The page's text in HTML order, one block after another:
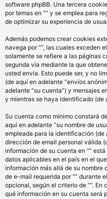
software phpBB. Una tercera
por temas en “” y se emplea para
de optimizar su experiencia de
Además podemos crear cookies
navega por “”, las cuales exceden
solamente se refiere a las páginas
segunda vía mediante la que
usted envía. Esto puede ser, y no
(de aquí en adelante “envíos
adelante “su cuenta”) y mensajes
y mientras se haya identificado (de
Su cuenta como mínimo constará
aquí en adelante “su nombre de
empleada para la identificación (de
dirección de email personal válida
información de su cuenta en “”
datos aplicables en el país en el
información más allá de su nombre
de e-mail requerida por “” durante
opcional, según el criterio de “”.
qué información en su cuenta será